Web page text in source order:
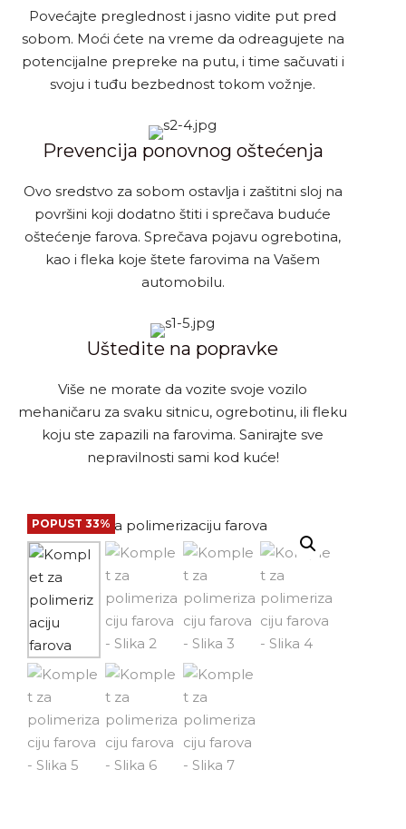
Povećajte preglednost i jasno vidite put pred
sobom. Moći ćete na vreme da odreagujete na
potencijalne prepreke na putu, i time sačuvati i
svoju i tuđu bezbednost tokom vožnje.
Prevencija ponovnog oštećenja
Ovo sredstvo za sobom ostavlja i zaštitni sloj na
površini koji dodatno štiti i sprečava buduće
oštećenje farova. Sprečava pojavu ogrebotina,
kao i fleka koje štete farovima na Vašem
automobilu.
Uštedite na popravke
Više ne morate da vozite svoje vozilo
mehaničaru za svaku sitnicu, ogrebotinu, ili fleku
koju ste zapazili na farovima. Sanirajte sve
nepravilnosti sami kod kuće!
POPUST 33%